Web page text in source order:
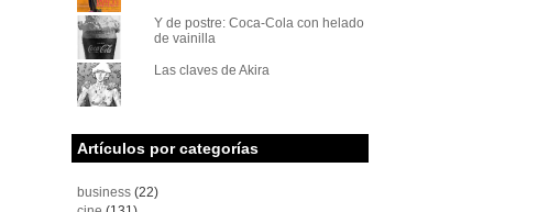
Y de postre: Coca-Cola con helado
de vainilla
Las claves de Akira
Artículos por categorías
business(22)